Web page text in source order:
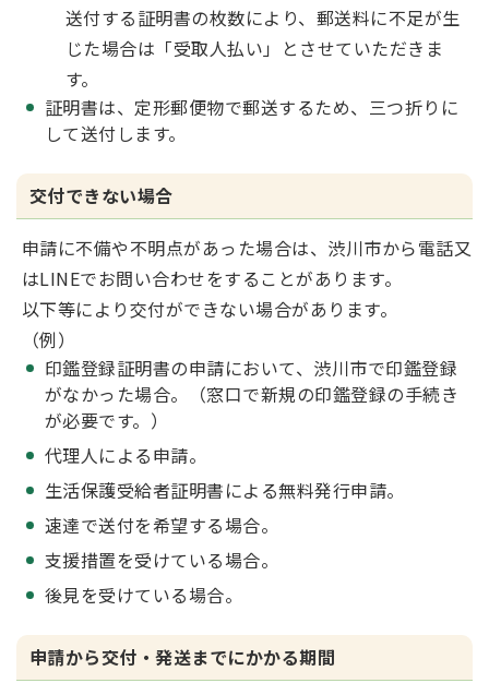
送付する証明書の枚数により、郵送料に不足が生
じた場合は「受取人払い」とさせていただきま
す。
証明書は、定形郵便物で郵送するため、三つ折りに
して送付します。
交付できない場合
申請に不備や不明点があった場合は、渋川市から電話又
はLINEでお問い合わせをすることがあります。
以下等により交付ができない場合があります。
（例）
印鑑登録証明書の申請において、渋川市で印鑑登録
がなかった場合。（窓口で新規の印鑑登録の手続き
が必要です。）
代理人による申請。
生活保護受給者証明書による無料発行申請。
速達で送付を希望する場合。
支援措置を受けている場合。
後見を受けている場合。
申請から交付・発送までにかかる期間